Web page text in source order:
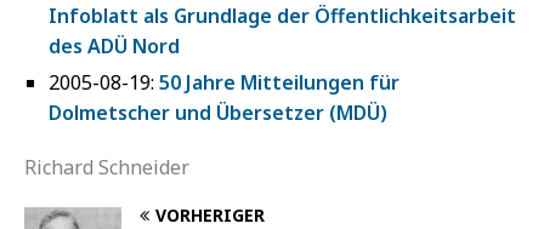
Infoblatt als Grundlage der Öffentlichkeitsarbeit
des ADÜ Nord
2005-08-19: 50 Jahre Mitteilungen für
Dolmetscher und Übersetzer (MDÜ)
Richard Schneider
VORHERIGER